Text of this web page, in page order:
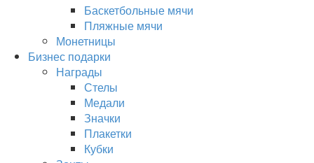
Баскетбольные мячи
Пляжные мячи
Монетницы
Бизнес подарки
Награды
Стелы
Медали
Значки
Плакетки
Кубки